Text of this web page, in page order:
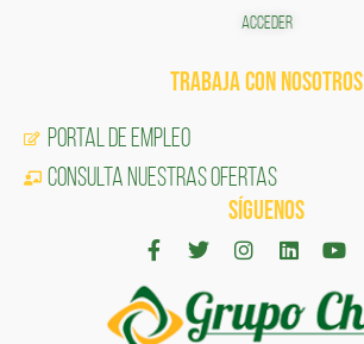
ACCEDER
TRABAJA CON NOSOTROS
Portal de Empleo
CONSULTA NUESTRAS OFERTAS
SÍGUENOS